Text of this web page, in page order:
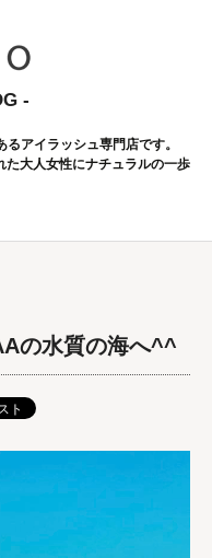
-
アイラッシュ専門店です。
た大人女性にナチュラルの一歩
の水質の海へ^^